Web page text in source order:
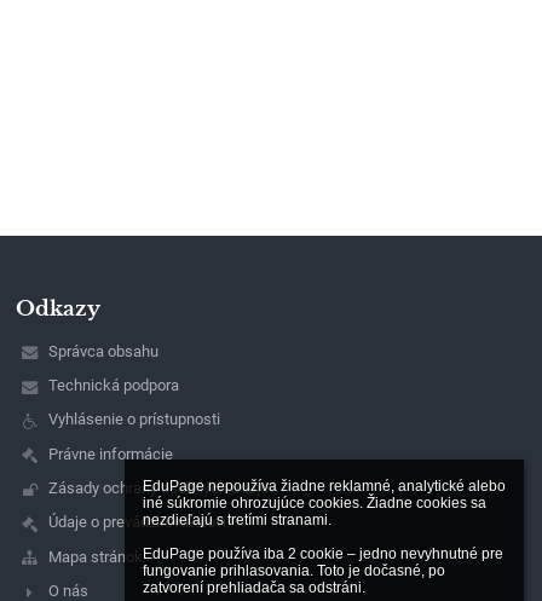
EduPage nepoužíva žiadne reklamné, analytické alebo
iné súkromie ohrozujúce cookies. Žiadne cookies sa
nezdieľajú s tretími stranami.
EduPage používa iba 2 cookie – jedno nevyhnutné pre
fungovanie prihlasovania. Toto je dočasné, po
zatvorení prehliadača sa odstráni.
Odkazy
Správca obsahu
Technická podpora
Vyhlásenie o prístupnosti
Právne informácie
Zásady ochrany osobných údajov
Údaje o prevádzkovateľovi
Mapa stránok
O nás